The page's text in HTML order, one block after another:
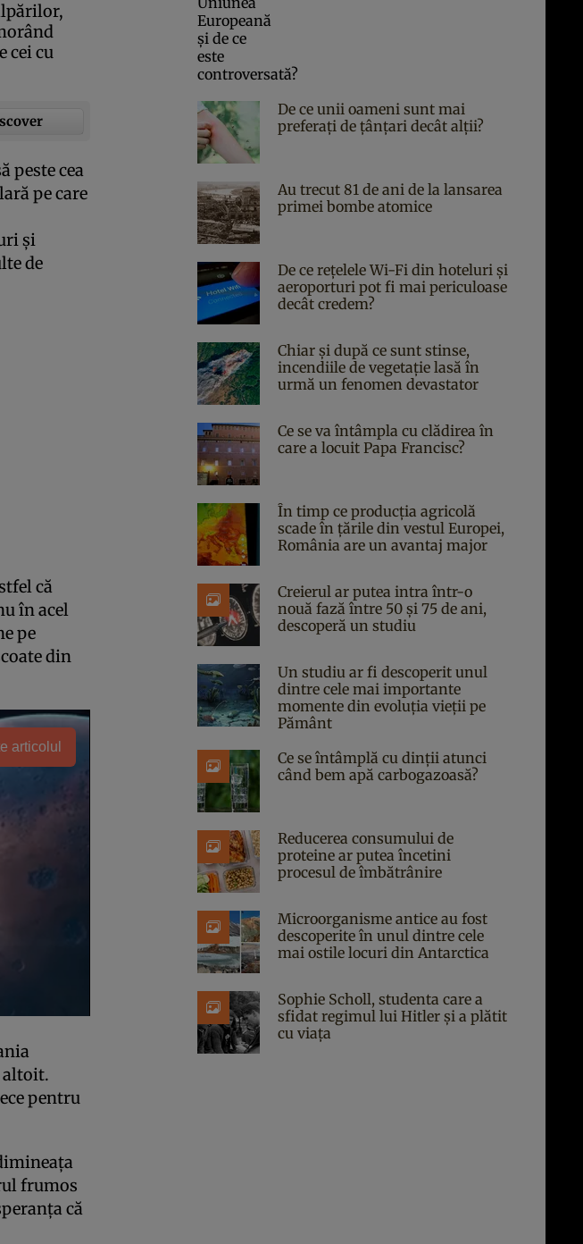
cei cu
peste cea
pe care
şi
de
că
în acel
pe
din
articolul
altoit.
pentru
frumos
că
De ce unii oameni sunt mai
preferați de țânțari decât alții?
Au trecut 81 de ani de la lansarea
primei bombe atomice
De ce rețelele Wi-Fi din hoteluri și
aeroporturi pot fi mai periculoase
decât credem?
Chiar și după ce sunt stinse,
incendiile de vegetație lasă în
urmă un fenomen devastator
Ce se va întâmpla cu clădirea în
care a locuit Papa Francisc?
În timp ce producția agricolă
scade în țările din vestul Europei,
România are un avantaj major
Creierul ar putea intra într-o
nouă fază între 50 și 75 de ani,
descoperă un studiu
Un studiu ar fi descoperit unul
dintre cele mai importante
momente din evoluția vieții pe
Pământ
Ce se întâmplă cu dinții atunci
când bem apă carbogazoasă?
Reducerea consumului de
proteine ar putea încetini
procesul de îmbătrânire
Microorganisme antice au fost
descoperite în unul dintre cele
mai ostile locuri din Antarctica
Sophie Scholl, studenta care a
sfidat regimul lui Hitler și a plătit
cu viața